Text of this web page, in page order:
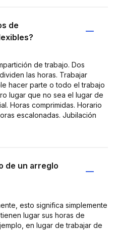
de
de trabajo. Dos
las horas. Trabajar
hacer parte o todo el trabajo
lugar que no sea el lugar de
Horas comprimidas. Horario
escalonadas. Jubilación
de un arreglo
esto significa simplemente
lugar sus horas de
en lugar de trabajar de